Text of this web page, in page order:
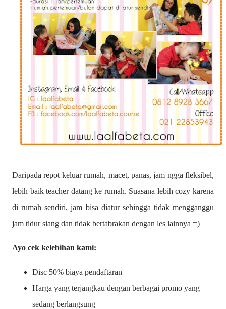
Daripada repot keluar rumah, macet, panas, jam ngga fleksibel,
lebih baik teacher datang ke rumah. Suasana lebih cozy karena
di rumah sendiri, jam bisa diatur sehingga tidak mengganggu
jam tidur siang dan tidak bertabrakan dengan les lainnya =)
Ayo cek kelebihan kami:
Disc 50% biaya pendaftaran
Harga yang terjangkau dengan berbagai promo yang
sedang berlangsung